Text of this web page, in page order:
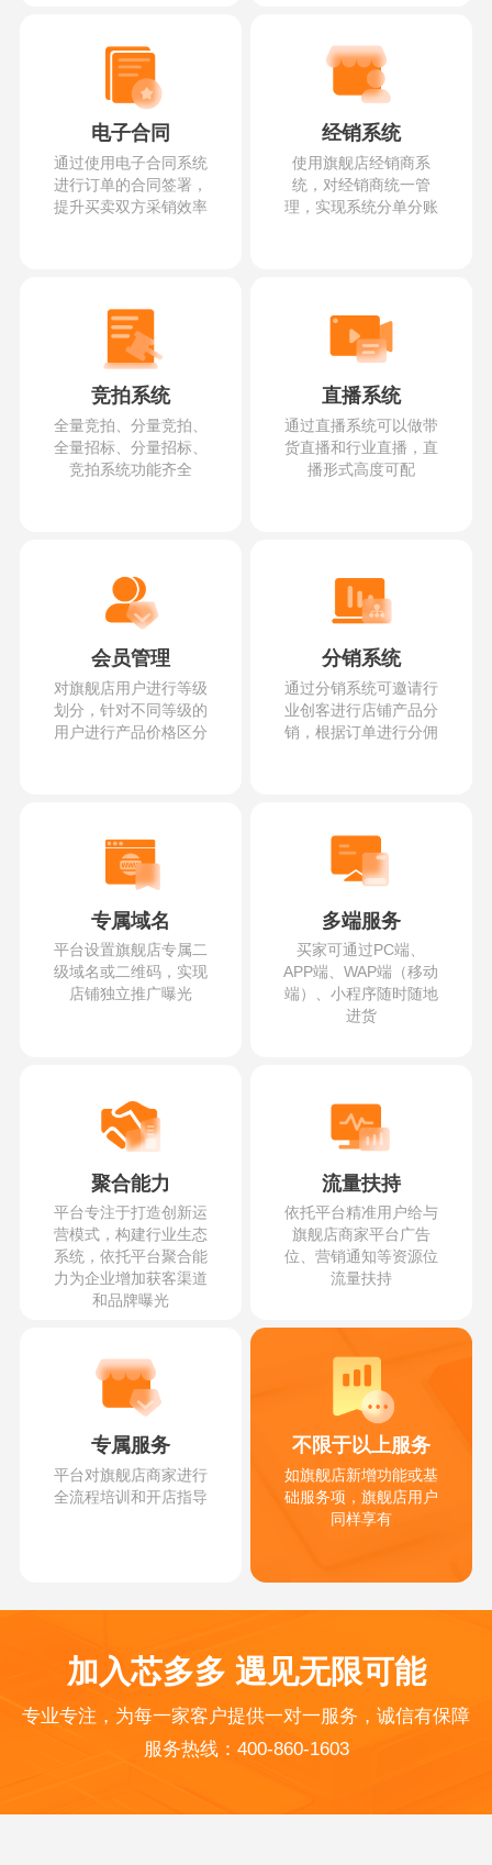
电子合同
通过使用电子合同系统
进行订单的合同签署，
提升买卖双方采销效率
经销系统
使用旗舰店经销商系
统，对经销商统一管
理，实现系统分单分账
竞拍系统
全量竞拍、分量竞拍、
全量招标、分量招标、
竞拍系统功能齐全
直播系统
通过直播系统可以做带
货直播和行业直播，直
播形式高度可配
会员管理
对旗舰店用户进行等级
划分，针对不同等级的
用户进行产品价格区分
分销系统
通过分销系统可邀请行
业创客进行店铺产品分
销，根据订单进行分佣
专属域名
平台设置旗舰店专属二
级域名或二维码，实现
店铺独立推广曝光
多端服务
买家可通过PC端、
APP端、WAP端（移动
端）、小程序随时随地
进货
聚合能力
平台专注于打造创新运
营模式，构建行业生态
系统，依托平台聚合能
力为企业增加获客渠道
和品牌曝光
流量扶持
依托平台精准用户给与
旗舰店商家平台广告
位、营销通知等资源位
流量扶持
专属服务
平台对旗舰店商家进行
全流程培训和开店指导
不限于以上服务
如旗舰店新增功能或基
础服务项，旗舰店用户
同样享有
加入芯多多 遇见无限可能
专业专注，为每一家客户提供一对一服务，诚信有保障
服务热线：400-860-1603